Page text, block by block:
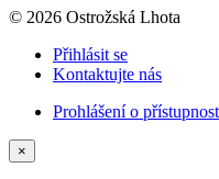
© 2026 Ostrožská Lhota
Přihlásit se
Kontaktujte nás
Prohlášení o
×